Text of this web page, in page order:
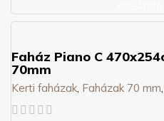
Faház Piano C
70mm
Kerti faházak Faházak 70 mm